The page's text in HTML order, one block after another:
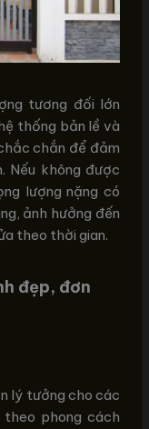
tương đối lớn
thống bản lề và
chắn để đảm
Nếu không được
lượng nặng có
ảnh hưởng đến
theo thời gian.
đẹp, đơn
lý tưởng cho các
phong cách